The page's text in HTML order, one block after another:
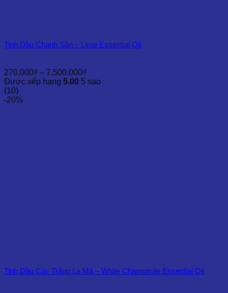
Tinh Dầu Chanh Sần – Lime Essential Oil
270,000₫ – 7,500,000₫
giá:
Được xếp hạng 5.00 5 sao
(10)
-20%
Tinh Dầu Cúc Trắng La Mã – White Chamomile Essential Oil